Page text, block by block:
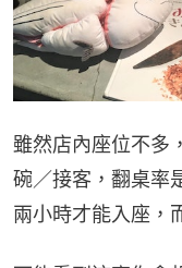
雖然店內座位不多
碗／接客，翻桌率
兩小時才能入座，